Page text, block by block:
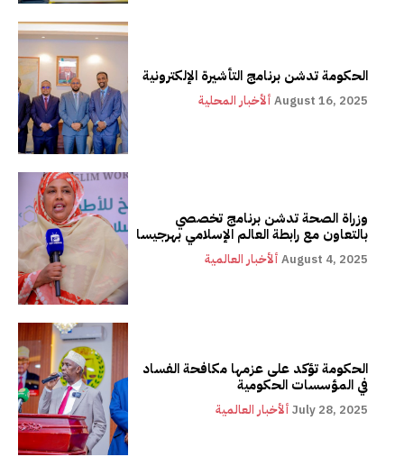
الحكومة تدشن برنامج التأشيرة الإلكترونية
ألأخبار المحلية August 16, 2025
وزراة الصحة تدشن برنامج تخصصي
بالتعاون مع رابطة العالم الإسلامي بهرجيسا
ألأخبار العالمية August 4, 2025
الحكومة تؤكد على عزمها مكافحة الفساد
في المؤسسات الحكومية
ألأخبار العالمية July 28, 2025